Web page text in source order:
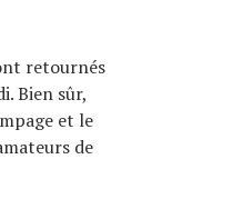
retournés
Bien sûr,
et le
de